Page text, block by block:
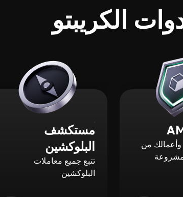
الكريبتو
من
مستكشف
البلوكشين
تتبع جميع معاملات
البلوكشين